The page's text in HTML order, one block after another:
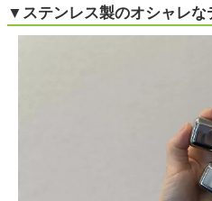
▼ステンレス製のオシャレな